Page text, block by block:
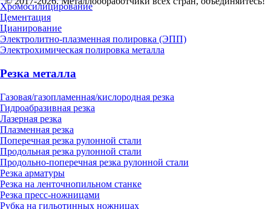
Хромосилицирование
Цементация
Цианирование
Электролитно-плазменная полировка (ЭПП)
Электрохимическая полировка металла
Резка металла
Газовая/газопламенная/кислородная резка
Гидроабразивная резка
Лазерная резка
Плазменная резка
Поперечная резка рулонной стали
Продольная резка рулонной стали
Продольно-поперечная резка рулонной стали
Резка арматуры
Резка на ленточнопильном станке
Резка пресс-ножницами
Рубка на гильотинных ножницах